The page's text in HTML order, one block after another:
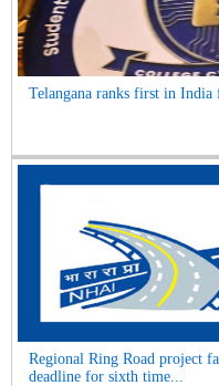
Telangana ranks first in
Regional Ring Road project
deadline for sixth time...